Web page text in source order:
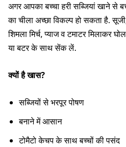
अगर आपका बच्चा हरी सब्जियां खाने से
का चीला अच्छा विकल्प हो सकता है.
शिमला मिर्च, प्याज व टमाटर मिलाकर
या बटर के साथ सेंक लें.
क्यों है खास?
सब्जियों से भरपूर पोषण
बनाने में आसान
टोमैटो केचप के साथ बच्चों की पसंद